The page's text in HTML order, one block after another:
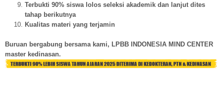
Terbukti 90% siswa lolos seleksi akademik dan lanjut dites
tahap berikutnya
Kualitas materi yang terjamin
Buruan bergabung bersama kami, LPBB INDONESIA MIND CENTER
master kedinasan.